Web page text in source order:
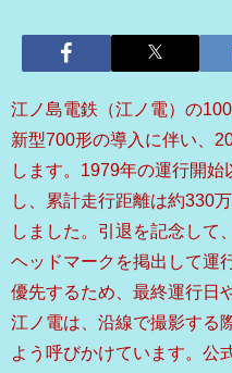
江ノ島電鉄（江ノ電）の
新型700形の導入に伴い、
します。1979年の運行開
し、累計走行距離は約330
しました。引退を記念して
ヘッドマークを掲出して運
優先するため、最終運行日
江ノ電は、沿線で撮影する
よう呼びかけています。公